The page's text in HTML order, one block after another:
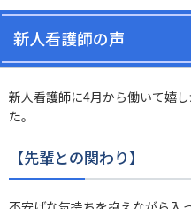
新人看護師の声
新人看護師に4月から働いて嬉
た。
【先輩との関わり】